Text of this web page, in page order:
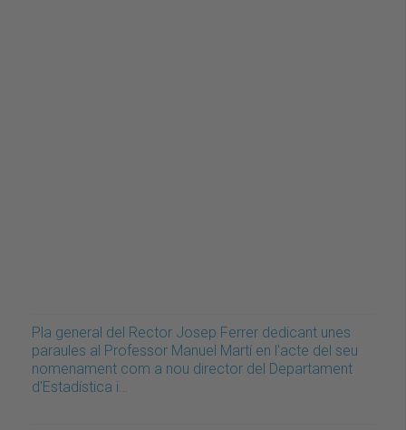
Pla general del Rector Josep Ferrer dedicant unes
paraules al Professor Manuel Martí en l'acte del seu
nomenament com a nou director del Departament
d'Estadística i…